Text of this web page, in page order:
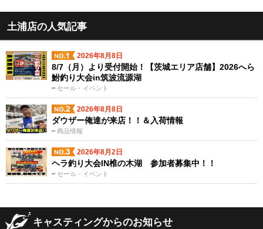
土浦店の人気記事
2026年8月8日
セール・イベント
8/7（月）より受付開始！【茨城エリア店舗】2026へら
鮒釣り大会in筑波流源湖
2026年8月8日
商品情報
ダウザー俺達が来店！！＆入荷情報
2026年8月2日
セール・イベント
ヘラ釣り大会IN椎の木湖 参加者募集中！！
キャスティングからのお知らせ